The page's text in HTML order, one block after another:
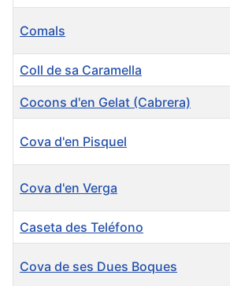
Comals
Coll de sa Caramella
Cocons d'en Gelat (Cabrera)
Cova d'en Pisquel
Cova d'en Verga
Caseta des Teléfono
Cova de ses Dues Boques